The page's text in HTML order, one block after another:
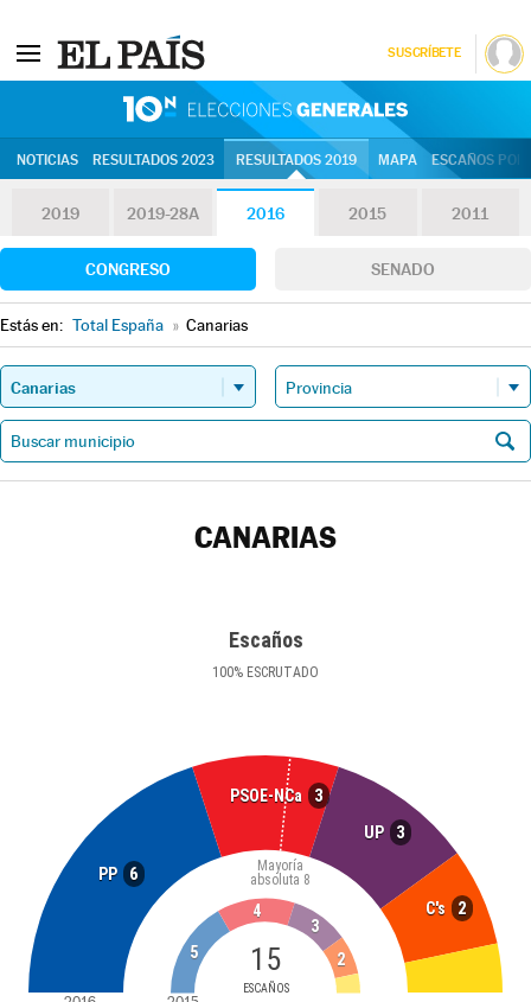
SUSCRÍBETE
NOTICIAS RESULTADOS 2023 RESULTADOS 2019 MAPA ESCAÑOS
2019 2019-28A 2016 2015 2011
CONGRESO SENADO
Estás en: Total España » Canarias
CANARIAS
Escaños
100% ESCRUTADO
PP 6
PSOE-NCa 3
UP 3
C's 2
15
ESCAÑOS
Mayoría
absoluta 8
5
4
3
2